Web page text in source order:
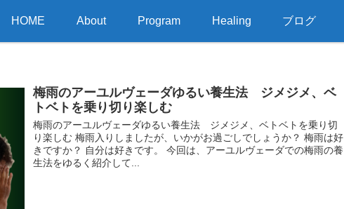
HOME About Program Healing ブログ
梅雨のアーユルヴェーダゆるい養生法 ジメジメ、ベ
トベトを乗り切り楽しむ
梅雨のアーユルヴェーダゆるい養生法 ジメジメ、ベトベトを乗り切
り楽しむ 梅雨入りしましたが、いかがお過ごしでしょうか？ 梅雨は好
きですか？ 自分は好きです。 今回は、アーユルヴェーダでの梅雨の養
生法をゆるく紹介して...